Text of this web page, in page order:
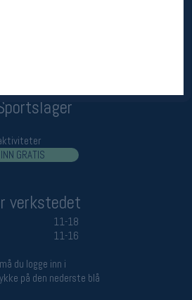
GRATIS
verkstedet
11-18
11-16
du logge inn i
på den nederste blå